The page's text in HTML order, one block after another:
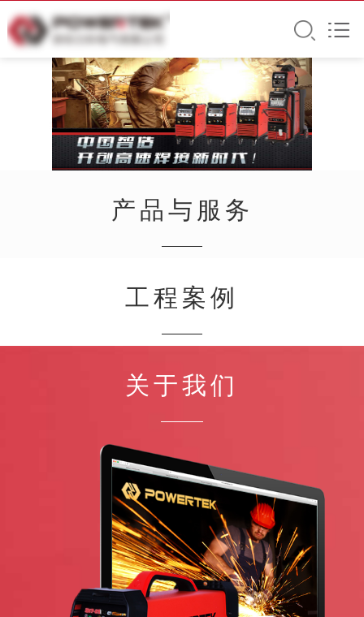
宁夏固原偉榮化妆品有限公司
美女被❌又爽❌又黄菠萝喷水小说
app.ld1.kmzhinan.com黄色直播软件草莓丝
瓜秋葵下载破解版,玉蝶app下载3.0.3每天无
款禁用软件的app黄台-十八款禁用软件的app
黄台免费下载,18款禁用软件黄台app破解版
下载|18款禁用软件黄台app破解
宁夏固原偉榮化妆品有限公司文章
gogogo
宁夏固原偉榮化妆品有限公司dn67l2026-08-10 14:03:28
宁夏固原偉榮化妆品有限公司
宁夏固原偉榮化妆品有限公司dn67l2026-08-10 14:03:28
宁夏固原偉榮化妆品有限公司
宁夏固原偉榮化妆品有限公司rf6tj2026-08-10 14:03:28
宁夏固原偉榮化妆品有限公司rf6tj2026-08-10 14:03:28
宁夏固原偉榮化妆品有限公司oz1ve2026-08-10 14:03:28
宁夏固原偉榮化妆品有限公司oz1ve2026-08-10 14:03:28
宁夏固原偉榮化妆品有限公司
宁夏固原偉榮化妆品有限公司oz1ve2026-08-10 14:03:28
宁夏固原偉榮化妆品有限公司oz1ve2026-08-10 14:03:28
产品与服务
工程案例
关于我们